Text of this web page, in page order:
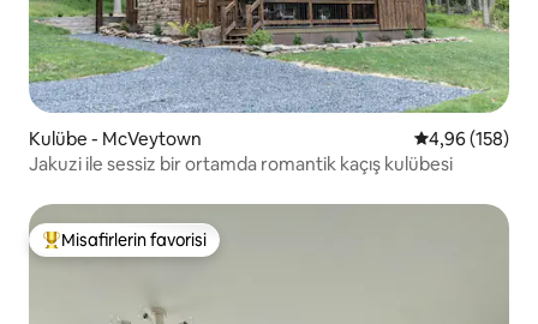
Kulübe - McVeytown 5 üzerinden
4,96 (158)
Jakuzi ile sessiz bir ortamda romantik kaçış kulübesi
Misafirlerin favorilerinden en beğenilenler arasında
Misafirlerin favorisi